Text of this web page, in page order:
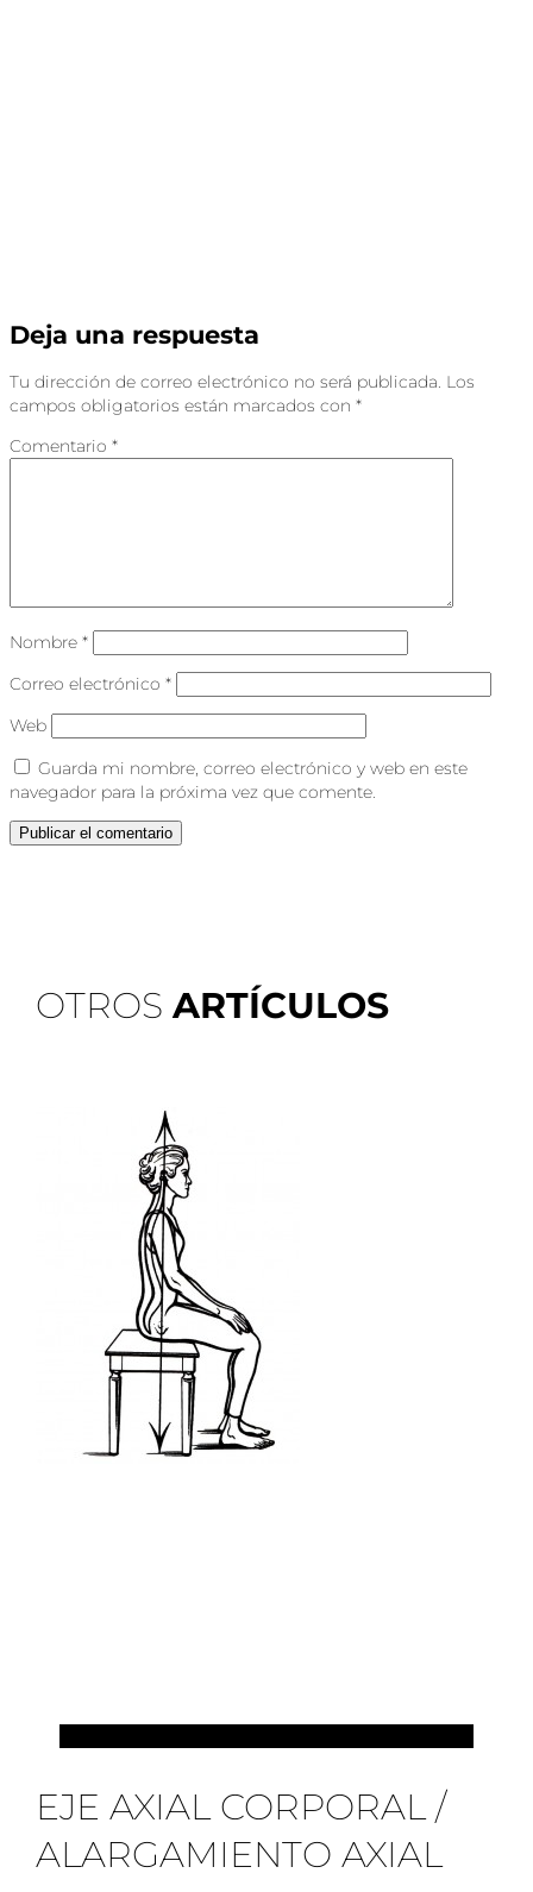
Deja una respuesta
Tu dirección de correo electrónico no será publicada. Los
campos obligatorios están marcados con *
Comentario *
Nombre *
Correo electrónico *
Web
Guarda mi nombre, correo electrónico y web en este
navegador para la próxima vez que comente.
OTROS ARTÍCULOS
EJE AXIAL CORPORAL /
ALARGAMIENTO AXIAL